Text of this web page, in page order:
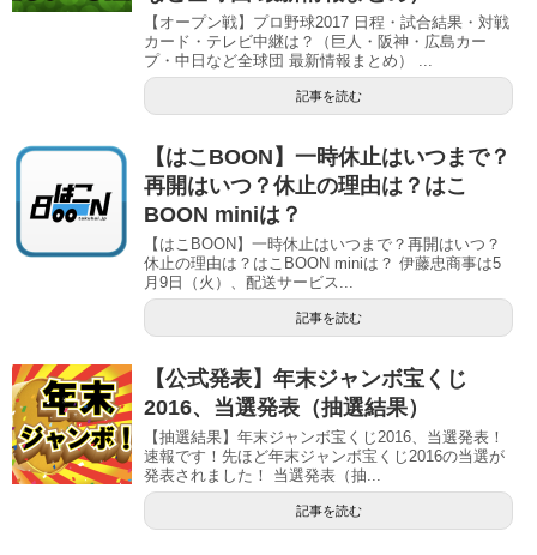
【オープン戦】プロ野球2017 日程・試合結果・対戦
カード・テレビ中継は？（巨人・阪神・広島カー
プ・中日など全球団 最新情報まとめ） ...
記事を読む
【はこBOON】一時休止はいつまで？
再開はいつ？休止の理由は？はこ
BOON miniは？
【はこBOON】一時休止はいつまで？再開はいつ？
休止の理由は？はこBOON miniは？ 伊藤忠商事は5
月9日（火）、配送サービス...
記事を読む
【公式発表】年末ジャンボ宝くじ
2016、当選発表（抽選結果）
【抽選結果】年末ジャンボ宝くじ2016、当選発表！
速報です！先ほど年末ジャンボ宝くじ2016の当選が
発表されました！ 当選発表（抽...
記事を読む